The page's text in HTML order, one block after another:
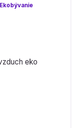
Ekobývanie